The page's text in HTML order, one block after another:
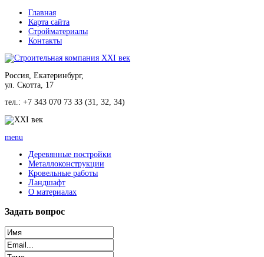
Главная
Карта сайта
Стройматериалы
Контакты
Россия, Екатеринбург,
ул. Скотта, 17
тел.: +7 343 070 73 33 (31, 32, 34)
menu
Деревянные постройки
Металлоконструкции
Кровельные работы
Ландшафт
О материалах
Задать вопрос